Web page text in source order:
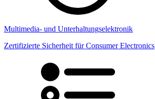
Multimedia- und Unterhaltungselektronik
Zertifizierte Sicherheit für Consumer Electronics